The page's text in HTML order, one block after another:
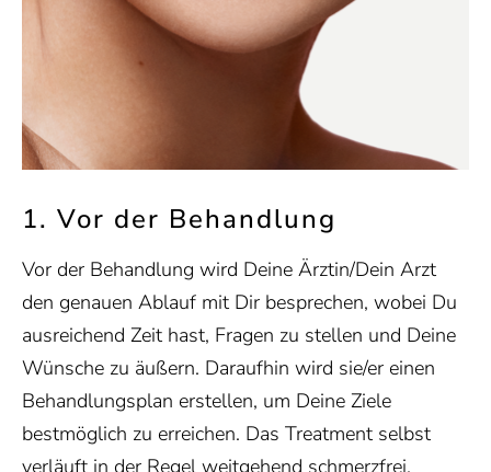
1. Vor der Behandlung
Vor der Behandlung wird Deine Ärztin/Dein Arzt
den genauen Ablauf mit Dir besprechen, wobei Du
ausreichend Zeit hast, Fragen zu stellen und Deine
Wünsche zu äußern. Daraufhin wird sie/er einen
Behandlungsplan erstellen, um Deine Ziele
bestmöglich zu erreichen. Das Treatment selbst
verläuft in der Regel weitgehend schmerzfrei.